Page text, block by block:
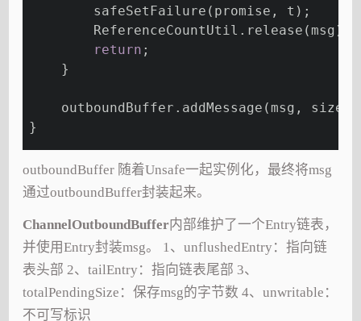
        safeSetFailure(promise, t);
        ReferenceCountUtil.release(msg);
return ;
    }
outboundBuffer.addMessage(msg, size,
}
outboundBuffer 随着Unsafe一起实例化，最终将msg
通过outboundBuffer封装起来。
ChannelOutboundBuffer内部维护了一个Entry链表，
并使用Entry封装msg。 1、unflushedEntry：指向链
表头部 2、tailEntry：指向链表尾部 3、
totalPendingSize：保存msg的字节数 4、unwritable：
不可写标识